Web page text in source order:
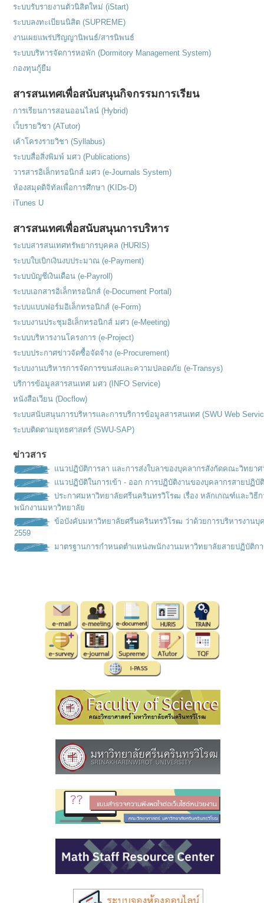
ระบบรับรายงานตัวนิสิตใหม่ (iStart)
ระบบลงทะเบียนนิสิต (SUPREME)
งานเผยแพร่ปริญญานิพนธ์/สารนิพนธ์
ระบบบริหารจัดการหอพัก (Dormitory Management System)
กองทุนกู้ยืม
สารสนเทศเพื่อสนับสนุนกิจกรรมการเรียน
การเรียนการสอนออนไลน์ (Hybrid)
เว็บรายวิชา (ATutor)
เค้าโครงรายวิชา (Syllabus)
ระบบสื่อสิ่งพิมพ์ มศว (Publications)
วารสารอิเล็กทรอนิกส์ มศว (e-Journals System)
ห้องสมุดดิจิทัลเพื่อการศึกษา (KIDs-D)
iTunes U
สารสนเทศเพื่อสนับสนุนการบริหาร
ระบบสารสนเทศทรัพยากรบุคคล (HURIS)
ระบบใบเบิกเงินงบประมาณ (e-Payment)
ระบบบัญชีเงินเดือน (e-Payroll)
ระบบเอกสารอิเล็กทรอนิกส์ (e-Document Portal)
ระบบแบบฟอร์มอิเล็กทรอนิกส์ (e-Form)
ระบบงานประชุมอิเล็กทรอนิกส์ มศว (e-Meeting)
ระบบบริหารงานโครงการ (e-Project)
ระบบประกาศข่าวจัดซื้อจัดจ้าง (e-Procurement)
ระบบงานบริหารการจัดการขนส่งและความปลอดภัย (e-Transys)
บริการข้อมูลสารสนเทศ มศว (INFO Service)
หนังสือเวียน (Docflow)
ระบบสนับสนุนการบริหารและการบริการข้อมูลสารสนเทศ (SWU Web
ระบบติดตามยุทธศาสตร์ (SWU-SAP)
ข่าวสาร
แนวปฏิบัติการลา และการส่งใบลาของบุคลากรสังกัดคณะวิทยาศ
แนวปฏิบัติในการเข้า - ออก การปฏิบัติงานของบุคลากรสายปฏิบั
ประกาศมหาวิทยาลัยศรีนครินทรวิโรฒ เรื่อง หลักเกณฑ์เเละวิธี
พนักงานมหาวิทยาลัย
ข้อบังคับมหาวิทยาลัยศรีนครินทรวิโรฒ ว่าด้วยการบริหารงาน
2559
มาตรฐานการกำหนดตำเเหน่งพนักงานมหาวิทยาลัยสายปฏิบัติก